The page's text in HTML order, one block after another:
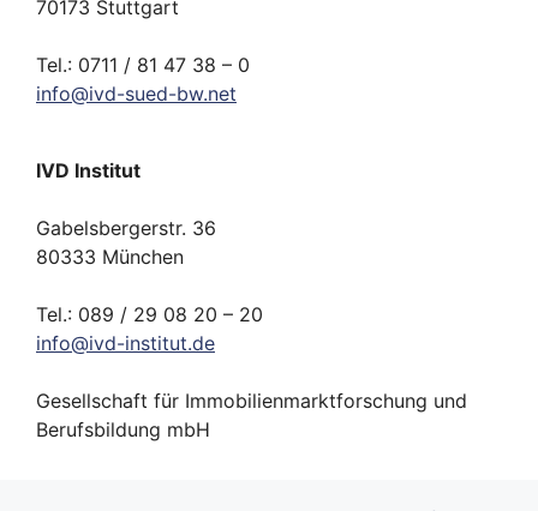
70173 Stuttgart
Tel.: 0711 / 81 47 38 – 0
info@ivd-sued-bw.net
IVD Institut
Gabelsbergerstr. 36
80333 München
Tel.: 089 / 29 08 20 – 20
info@ivd-institut.de
Gesellschaft für Immobilienmarktforschung und
Berufsbildung mbH